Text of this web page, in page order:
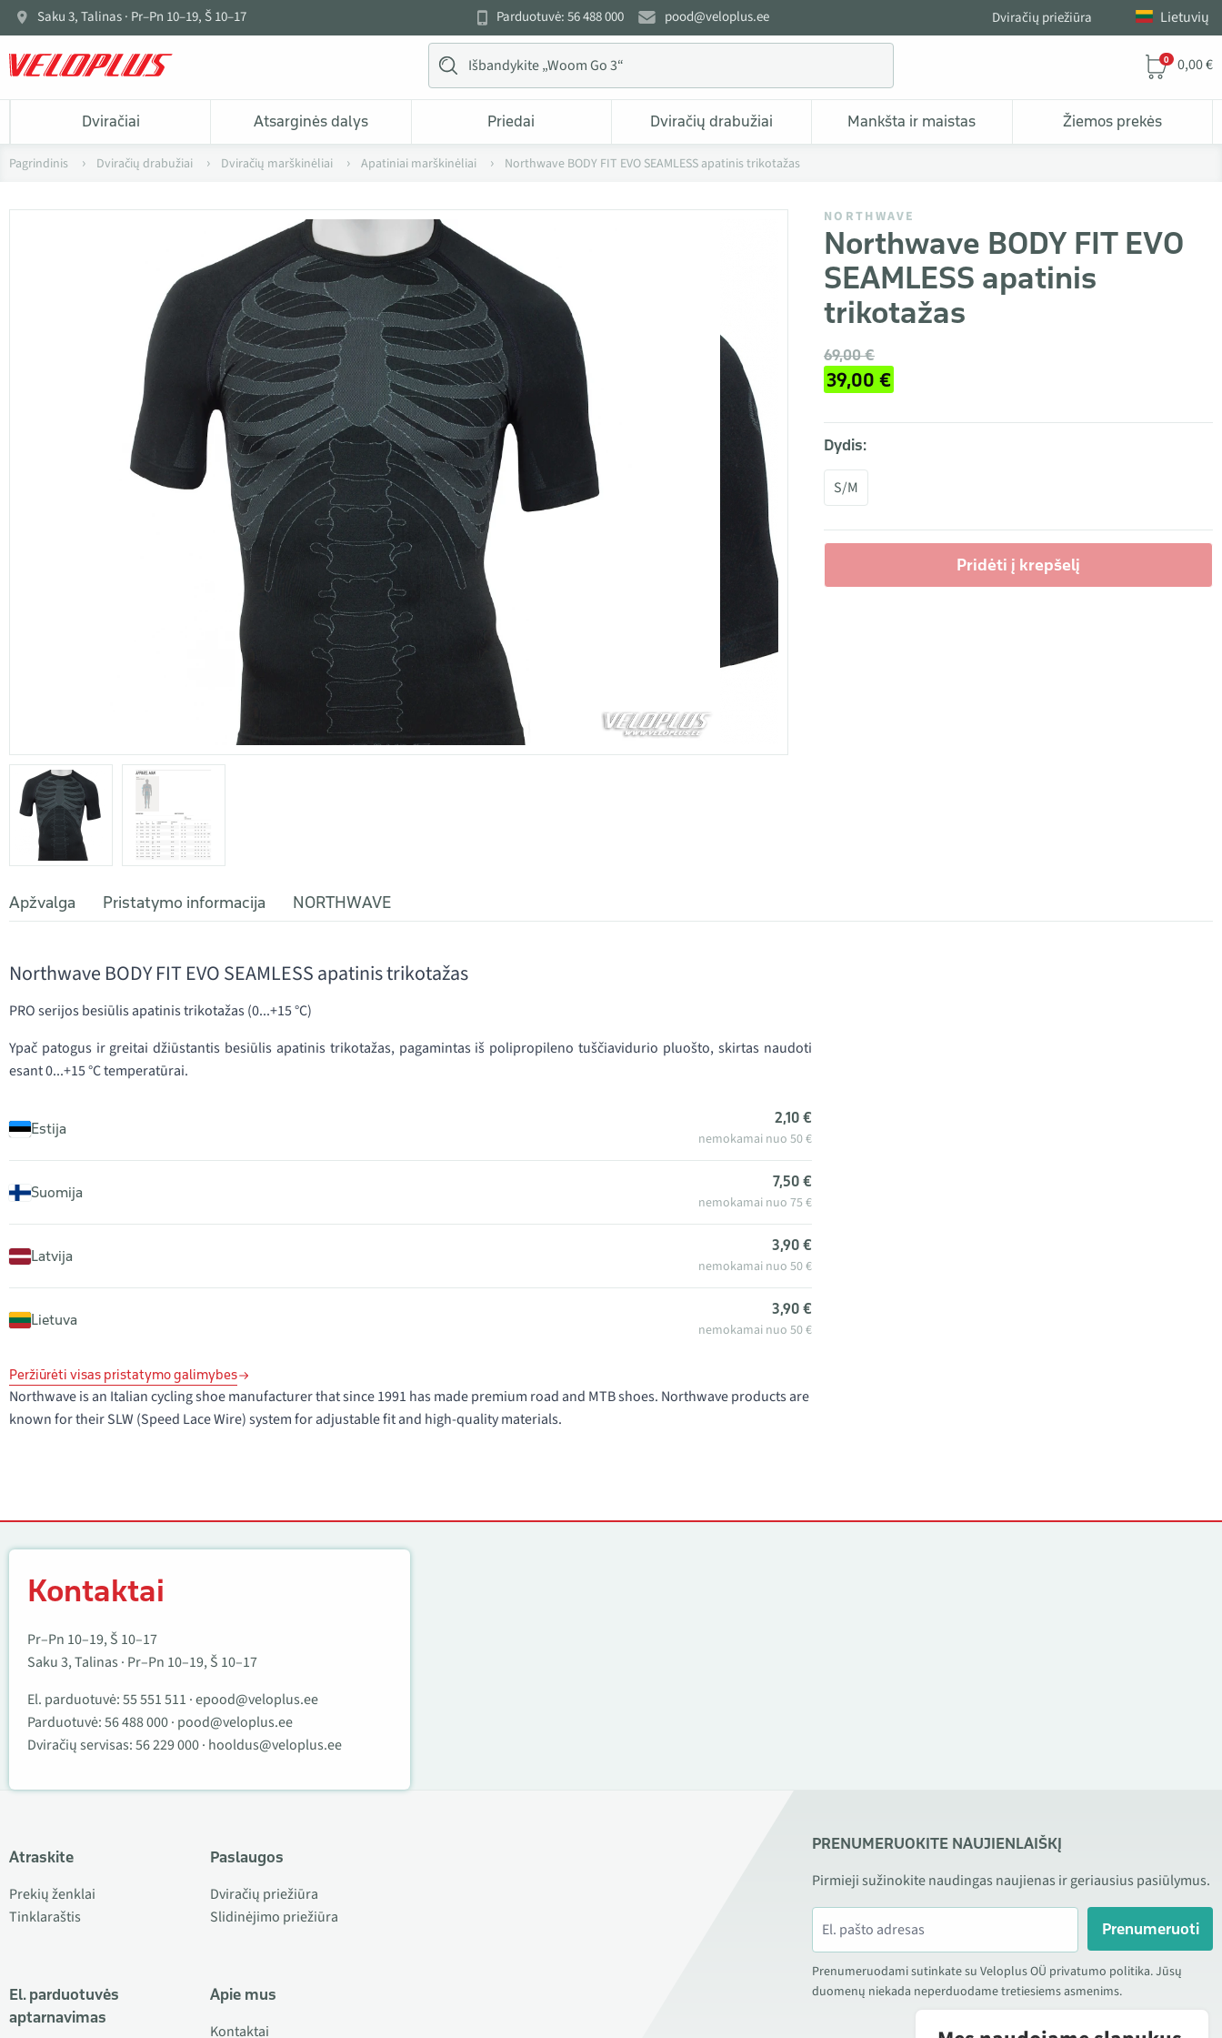
Saku 3, Talinas · Pr–Pn 10–19, Š 10–17 Parduotuvė: 56 488 000 pood@veloplus.ee Dviračių priežiūra Lietuvių
0 0,00 €
Dviračiai Atsarginės dalys Priedai Dviračių drabužiai Mankšta ir maistas Žiemos prekės
Pagrindinis Dviračių drabužiai Dviračių marškinėliai Apatiniai marškinėliai Northwave BODY FIT EVO SEAMLESS apatinis trikotažas
NORTHWAVE
Northwave BODY FIT EVO
SEAMLESS apatinis
trikotažas
69,00 €
39,00 €
Dydis:
S/M
Pridėti į krepšelį
Apžvalga Pristatymo informacija NORTHWAVE
Northwave BODY FIT EVO SEAMLESS apatinis trikotažas
PRO serijos besiūlis apatinis trikotažas (0...+15 °C)
Ypač patogus ir greitai džiūstantis besiūlis apatinis trikotažas, pagamintas iš polipropileno tuščiavidurio pluošto, skirtas naudoti
esant 0...+15 °C temperatūrai.
Estija
2,10 €
nemokamai nuo 50 €
Suomija
7,50 €
nemokamai nuo 75 €
Latvija
3,90 €
nemokamai nuo 50 €
Lietuva
3,90 €
nemokamai nuo 50 €
Peržiūrėti visas pristatymo galimybes
Northwave is an Italian cycling shoe manufacturer that since 1991 has made premium road and MTB shoes. Northwave products are
known for their SLW (Speed Lace Wire) system for adjustable fit and high-quality materials.
Kontaktai
Pr–Pn 10–19, Š 10–17
Saku 3, Talinas · Pr–Pn 10–19, Š 10–17
El. parduotuvė:55 551 511 ·epood@veloplus.ee
Parduotuvė:56 488 000· pood@veloplus.ee
Dviračių servisas:56 229 000· hooldus@veloplus.ee
Atraskite
Prekių ženklai
Tinklaraštis
El. parduotuvės
aptarnavimas
Paslaugos
Dviračių priežiūra
Slidinėjimo priežiūra
Apie mus
Kontaktai
PRENUMERUOKITE NAUJIENLAIŠKĮ
Pirmieji sužinokite naudingas naujienas ir geriausius pasiūlymus.
Prenumeruoti
Prenumeruodami sutinkate su Veloplus OÜ privatumo politika. Jūsų
duomenų niekada neperduodame tretiesiems asmenims.